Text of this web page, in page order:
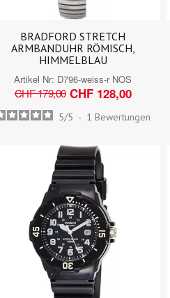
BRADFORD STRETCH
ARMBANDUHR RÖMISCH,
HIMMELBLAU
Artikel Nr: D796-weiss-r NOS
CHF 179,00 CHF 128,00
5/5 - 1 Bewertungen